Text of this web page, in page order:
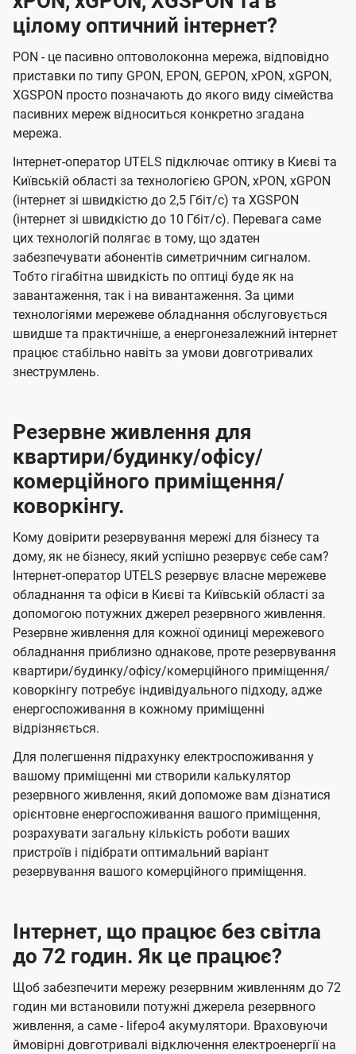
цілому оптичний інтернет?
PON - це пасивно оптоволоконна мережа, відповідно
приставки по типу GPON, EPON, GEPON, xPON, xGPON,
XGSPON просто позначають до якого виду сімейства
пасивних мереж відноситься конкретно згадана
мережа.
Інтернет-оператор UTELS підключає оптику в Києві та
Київській області за технологією GPON, xPON, xGPON
(інтернет зі швидкістю до 2,5 Гбіт/с) та XGSPON
(інтернет зі швидкістю до 10 Гбіт/с). Перевага саме
цих технологій полягає в тому, що здатен
забезпечувати абонентів симетричним сигналом.
Тобто гігабітна швидкість по оптиці буде як на
завантаження, так і на вивантаження. За цими
технологіями мережеве обладнання обслуговується
швидше та практичніше, а енергонезалежний інтернет
працює стабільно навіть за умови довготривалих
знеструмлень.
Резервне живлення для
квартири/будинку/офісу/
комерційного приміщення/
коворкінгу.
Кому довірити резервування мережі для бізнесу та
дому, як не бізнесу, який успішно резервує себе сам?
Інтернет-оператор UTELS резервує власне мережеве
обладнання та офіси в Києві та Київській області за
допомогою потужних джерел резервного живлення.
Резервне живлення для кожної одиниці мережевого
обладнання приблизно однакове, проте резервування
квартири/будинку/офісу/комерційного приміщення/
коворкінгу потребує індивідуального підходу, адже
енергоспоживання в кожному приміщенні
відрізняється.
Для полегшення підрахунку електроспоживання у
вашому приміщенні ми створили калькулятор
резервного живлення, який допоможе вам дізнатися
орієнтовне енергоспоживання вашого приміщення,
розрахувати загальну кількість роботи ваших
пристроїв і підібрати оптимальний варіант
резервування вашого комерційного приміщення.
Інтернет, що працює без світла
до 72 годин. Як це працює?
Щоб забезпечити мережу резервним живленням до 72
годин ми встановили потужні джерела резервного
живлення, а саме - lifepo4 акумулятори. Враховуючи
ймовірні довготривалі відключення електроенергії на